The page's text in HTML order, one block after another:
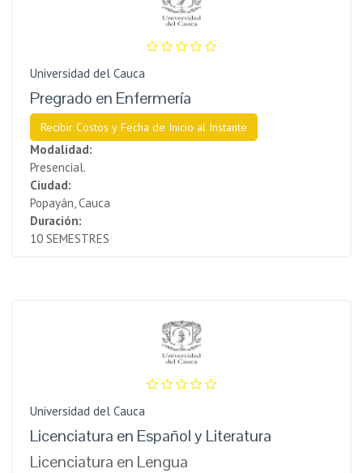
Universidad del Cauca
Pregrado en Enfermería
Recibir Costos y Fecha de Inicio al Instante
Modalidad:
Presencial.
Ciudad:
Popayán, Cauca
Duración:
10 SEMESTRES
Universidad del Cauca
Licenciatura en Español y Literatura
Licenciatura en Lengua